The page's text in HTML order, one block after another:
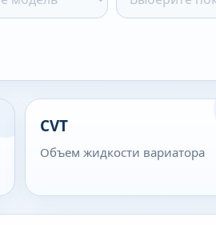
CVT
Объем жидкости вариатора